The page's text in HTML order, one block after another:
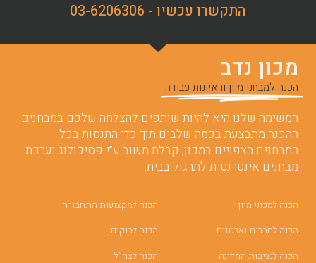
התקשרו עכשיו - 03-6206306
מכון נדב
הכנה למבחני מיון וראיונות עבודה
המשימה שלנו היא להיות שותפים להצלחה שלכם במבחנים.
ההכנה מתבצעת בכמה שלבים תוך כדי התנסות בכל
המבחנים הצפויים במכון, קבלת משוב ע”י פסיכולוג וערכת
מבחנים אינטרנטית לתרגול בבית.
הכנה למכוני מיון
הכנה לחברות וארגונים
הכנה לנציבות המדינה
הכנה למקצועות התחבורה
הכנה לבנקים
הכנה לצה”ל